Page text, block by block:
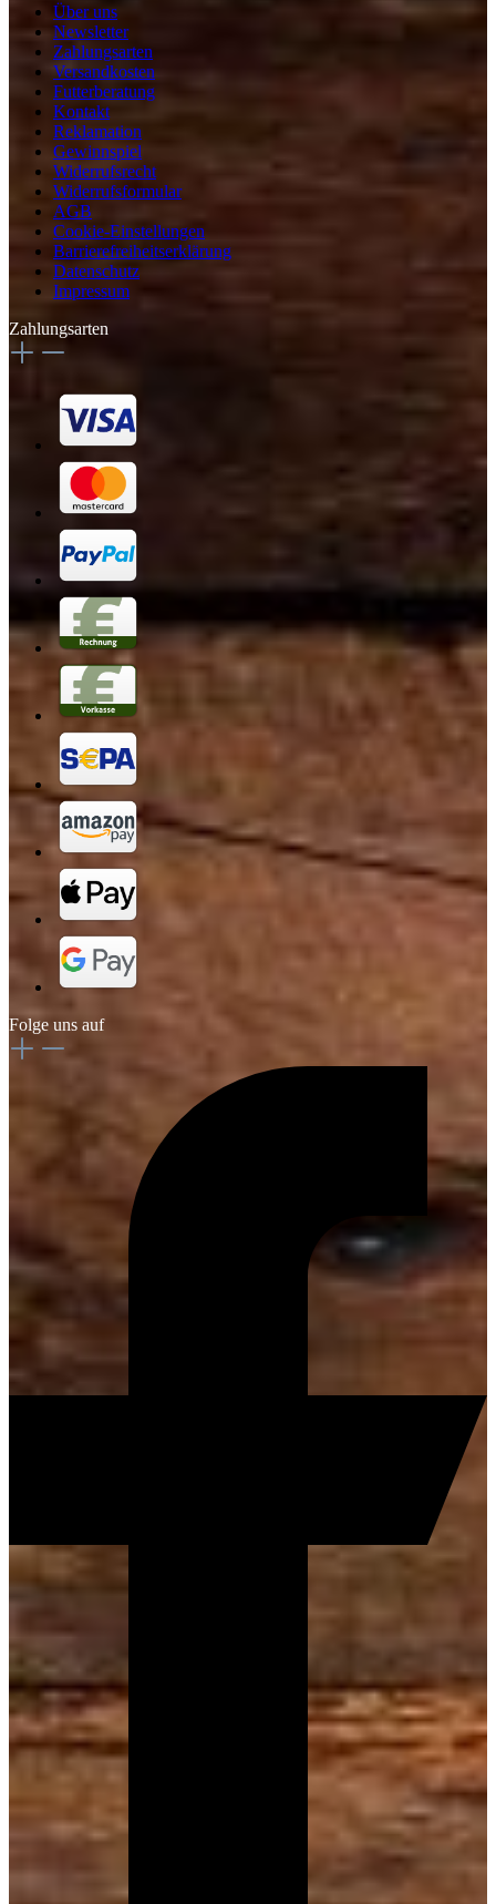
Über uns
Newsletter
Zahlungsarten
Versandkosten
Futterberatung
Kontakt
Reklamation
Gewinnspiel
Widerrufsrecht
Widerrufsformular
AGB
Cookie-Einstellungen
Barrierefreiheitserklärung
Datenschutz
Impressum
Zahlungsarten
Folge uns auf